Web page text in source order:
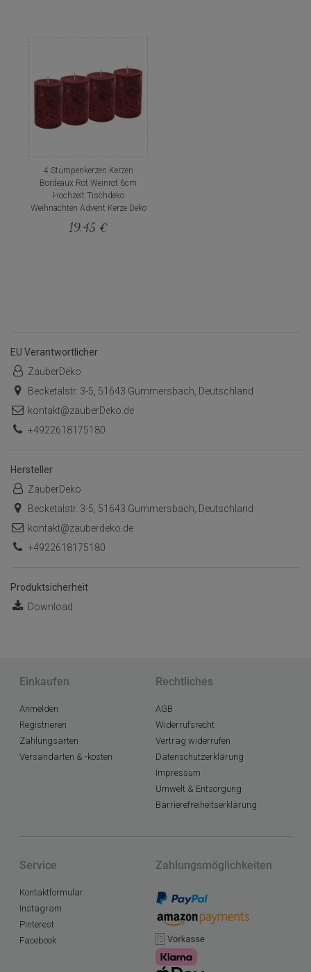
4 Stumpenkerzen Kerzen
Bordeaux Rot Weinrot 6cm
Hochzeit Tischdeko
Weihnachten Advent Kerze Deko
19,45 €
EU Verantwortlicher
ZauberDeko
Becketalstr. 3-5, 51643 Gummersbach, Deutschland
kontakt@zauberDeko.de
+4922618175180
Hersteller
ZauberDeko
Becketalstr. 3-5, 51643 Gummersbach, Deutschland
kontakt@zauberdeko.de
+4922618175180
Produktsicherheit
Download
Einkaufen
Anmelden
Registrieren
Zahlungsarten
Versandarten & -kosten
Rechtliches
AGB
Widerrufsrecht
Vertrag widerrufen
Datenschutzerklärung
Impressum
Umwelt & Entsorgung
Barrierefreiheitserklärung
Service
Kontaktformular
Instagram
Pinterest
Facebook
Zahlungsmöglichkeiten